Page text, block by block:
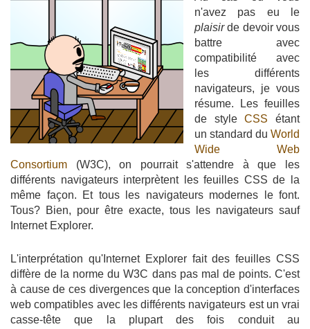
n'avez pas eu le
plaisirde devoir vous
battre avec
compatibilité avec
les différents
navigateurs, je vous
résume. Les feuilles
de styleCSS étant
un standard du World
Wide Web
Consortium (W3C), on pourrait s'attendre à que les
différents navigateurs interprètent les feuilles CSS de la
même façon. Et tous les navigateurs modernes le font.
Tous? Bien, pour être exacte, tous les navigateurs sauf
Internet Explorer.
L'interprétation qu'Internet Explorer fait des feuilles CSS
diffère de la norme du W3C dans pas mal de points. C'est
à cause de ces divergences que la conception d'interfaces
web compatibles avec les différents navigateurs est un vrai
casse-tête que la plupart des fois conduit au